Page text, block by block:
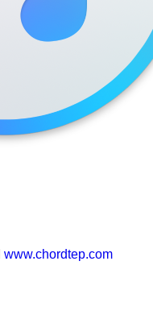
www.chordtep.com